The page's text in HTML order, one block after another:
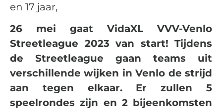
en 17 jaar,
26 mei gaat VidaXL VVV-Venlo
Streetleague 2023 van start! Tijdens
de Streetleague gaan teams uit
verschillende wijken in Venlo de strijd
aan tegen elkaar. Er zullen 5
speelrondes zijn en 2 bijeenkomsten